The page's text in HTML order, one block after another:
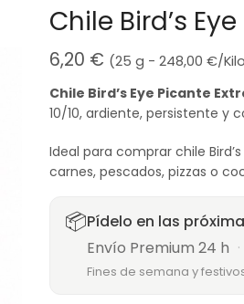
Chile Bird’s
6,20 € (25 g -248,00€/
Chile Bird’s Eye Picante
10/10, ardiente, persistente y
Ideal para comprar chile
carnes, pescados, pizzas o
📦Pídelo en las
Envío Premium 24 h ·
Fines de semana y